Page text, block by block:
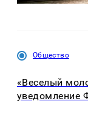
Общество
«Веселый
уведомление